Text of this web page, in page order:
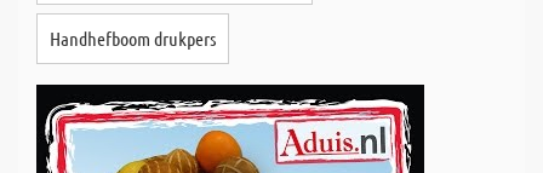
Handhefboom drukpers